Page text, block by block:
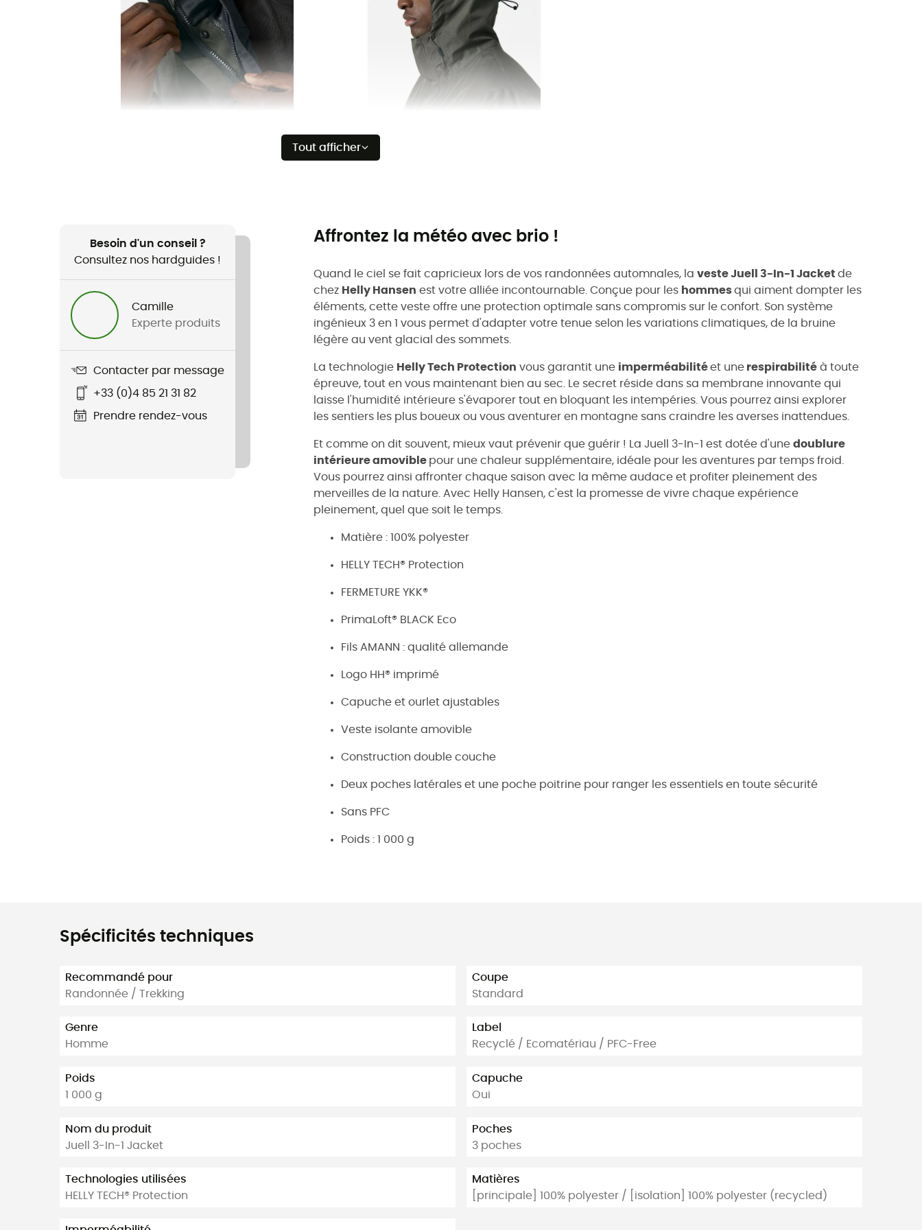
Tout afficher
Besoin d'un conseil ?
Consultez nos hardguides !
Camille
Experte produits
Contacter par message
+33 (0)4 85 21 31 82
Prendre rendez-vous
Affrontez la météo avec brio !
Quand le ciel se fait capricieux lors de vos randonnées automnales, la veste Juell 3-In-1 Jacket de
chez Helly Hansen est votre alliée incontournable. Conçue pour les hommesqui aiment dompter les
éléments, cette veste offre une protection optimale sans compromis sur le confort. Son système
ingénieux 3 en 1 vous permet d'adapter votre tenue selon les variations climatiques, de la bruine
légère au vent glacial des sommets.
La technologie Helly Tech Protection vous garantit une imperméabilitéet une respirabilité à toute
épreuve, tout en vous maintenant bien au sec. Le secret réside dans sa membrane innovante qui
laisse l'humidité intérieure s'évaporer tout en bloquant les intempéries. Vous pourrez ainsi explorer
les sentiers les plus boueux ou vous aventurer en montagne sans craindre les averses inattendues.
Et comme on dit souvent, mieux vaut prévenir que guérir ! La Juell 3-In-1 est dotée d'une doublure
intérieure amovible pour une chaleur supplémentaire, idéale pour les aventures par temps froid.
Vous pourrez ainsi affronter chaque saison avec la même audace et profiter pleinement des
merveilles de la nature. Avec Helly Hansen, c'est la promesse de vivre chaque expérience
pleinement, quel que soit le temps.
Matière : 100% polyester
HELLY TECH® Protection
FERMETURE YKK®
PrimaLoft® BLACK Eco
Fils AMANN : qualité allemande
Logo HH® imprimé
Capuche et ourlet ajustables
Veste isolante amovible
Construction double couche
Deux poches latérales et une poche poitrine pour ranger les essentiels en toute sécurité
Sans PFC
Poids : 1 000 g
Spécificités techniques
Recommandé pour
Randonnée / Trekking
Genre
Homme
Poids
1 000 g
Nom du produit
Juell 3-In-1 Jacket
Technologies utilisées
HELLY TECH® Protection
Coupe
Standard
Label
Recyclé / Ecomatériau / PFC-Free
Capuche
Oui
Poches
3 poches
Matières
[principale] 100% polyester / [isolation] 100% polyester (recycled)